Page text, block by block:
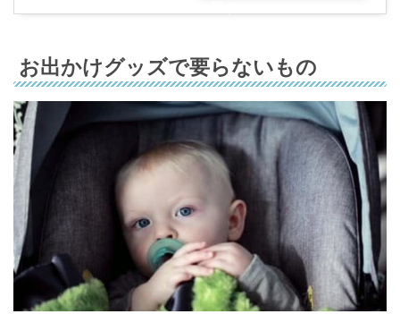
お出かけグッズで要らないもの